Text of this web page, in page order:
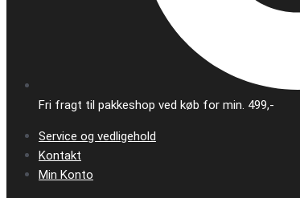
Fri fragt til pakkeshop ved køb for min. 499,-
Service og vedligehold
Kontakt
Min Konto